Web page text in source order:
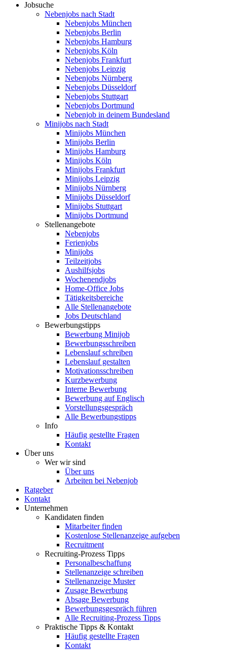
Jobsuche
Nebenjobs nach Stadt
Nebenjobs München
Nebenjobs Berlin
Nebenjobs Hamburg
Nebenjobs Köln
Nebenjobs Frankfurt
Nebenjobs Leipzig
Nebenjobs Nürnberg
Nebenjobs Düsseldorf
Nebenjobs Stuttgart
Nebenjobs Dortmund
Nebenjob in deinem Bundesland
Minijobs nach Stadt
Minijobs München
Minijobs Berlin
Minijobs Hamburg
Minijobs Köln
Minijobs Frankfurt
Minijobs Leipzig
Minijobs Nürnberg
Minijobs Düsseldorf
Minijobs Stuttgart
Minijobs Dortmund
Stellenangebote
Nebenjobs
Ferienjobs
Minijobs
Teilzeitjobs
Aushilfsjobs
Wochenendjobs
Home-Office Jobs
Tätigkeitsbereiche
Alle Stellenangebote
Jobs Deutschland
Bewerbungstipps
Bewerbung Minijob
Bewerbungsschreiben
Lebenslauf schreiben
Lebenslauf gestalten
Motivationsschreiben
Kurzbewerbung
Interne Bewerbung
Bewerbung auf Englisch
Vorstellungsgespräch
Alle Bewerbungstipps
Info
Häufig gestellte Fragen
Kontakt
Über uns
Wer wir sind
Über uns
Arbeiten bei Nebenjob
Ratgeber
Kontakt
Unternehmen
Kandidaten finden
Mitarbeiter finden
Kostenlose Stellenanzeige aufgeben
Recruitment
Recruiting-Prozess Tipps
Personalbeschaffung
Stellenanzeige schreiben
Stellenanzeige Muster
Zusage Bewerbung
Absage Bewerbung
Bewerbungsgespräch führen
Alle Recruiting-Prozess Tipps
Praktische Tipps & Kontakt
Häufig gestellte Fragen
Kontakt